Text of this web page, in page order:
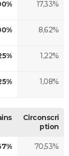
17,33%
8,62%
1,22%
1,08%
Circonscri
ption
70,53%